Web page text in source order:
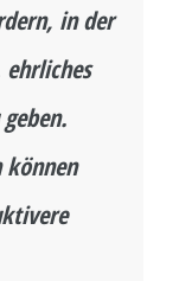
in der
können